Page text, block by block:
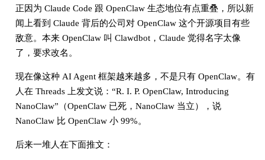
正因为 Claude Code 跟 OpenClaw 生态地位有点重叠，所以新
闻上看到 Claude 背后的公司对 OpenClaw 这个开源项目有些
敌意。本来 OpenClaw 叫 Clawdbot，Claude 觉得名字太像
了，要求改名。
现在像这种 AI Agent 框架越来越多，不是只有 OpenClaw。有
人在 Threads 上发文说：“R. I. P. OpenClaw, Introducing
NanoClaw”（OpenClaw 已死，NanoClaw 当立），说
NanoClaw 比 OpenClaw 小 99%。
后来一堆人在下面推文：